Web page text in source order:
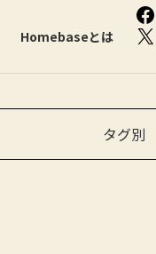
Homebaseとは X
タグ別